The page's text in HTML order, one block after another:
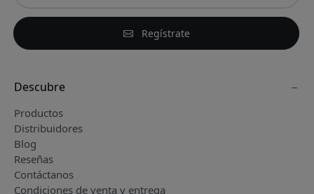
Regístrate
Descubre
Productos
Distribuidores
Blog
Reseñas
Contáctanos
Condiciones de venta y entrega